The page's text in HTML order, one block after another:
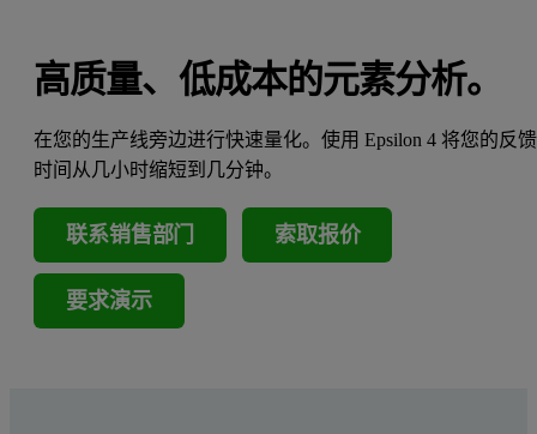
高质量、低成本的元素分析。
在您的生产线旁边进行快速量化。使用 Epsilon 4 将您的反馈
时间从几小时缩短到几分钟。
联系销售部门 索取报价
要求演示